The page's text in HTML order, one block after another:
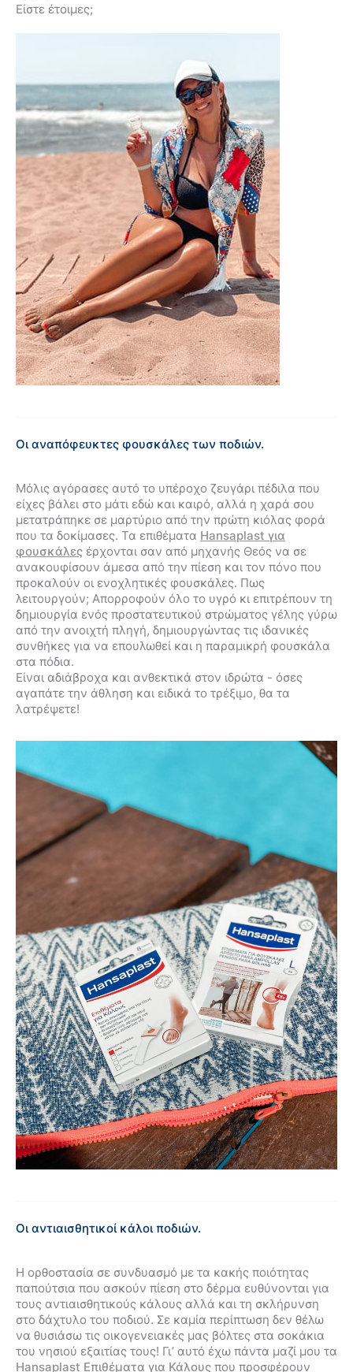
Είστε έτοιμες;
Οι αναπόφευκτες φουσκάλες των ποδιών.
Μόλις αγόρασες αυτό το υπέροχο ζευγάρι πέδιλα που
είχες βάλει στο μάτι εδώ και καιρό, αλλά η χαρά σου
μετατράπηκε σε μαρτύριο από την πρώτη κιόλας φορά
που τα δοκίμασες. Τα επιθέματα Hansaplast για
φουσκάλες έρχονται σαν από μηχανής Θεός να σε
ανακουφίσουν άμεσα από την πίεση και τον πόνο που
προκαλούν οι ενοχλητικές φουσκάλες. Πως
λειτουργούν; Aπορροφούν όλο το υγρό κι επιτρέπουν τη
δημιουργία ενός προστατευτικού στρώματος γέλης γύρω
από την ανοιχτή πληγή, δημιουργώντας τις ιδανικές
συνθήκες για να επουλωθεί και η παραμικρή φουσκάλα
στα πόδια.
Είναι αδιάβροχα και ανθεκτικά στον ιδρώτα - όσες
αγαπάτε την άθληση και ειδικά το τρέξιμο, θα τα
λατρέψετε!
Οι αντιαισθητικοί κάλοι ποδιών.
Η ορθοστασία σε συνδυασμό με τα κακής ποιότητας
παπούτσια που ασκούν πίεση στο δέρμα ευθύνονται για
τους αντιαισθητικούς κάλους αλλά και τη σκλήρυνση
στο δάχτυλο του ποδιού. Σε καμία περίπτωση δεν θέλω
να θυσιάσω τις οικογενειακές μας βόλτες στα σοκάκια
του νησιού εξαιτίας τους! Γι’ αυτό έχω πάντα μαζί μου τα
Hansaplast Επιθέματα για Κάλους που προσφέρουν